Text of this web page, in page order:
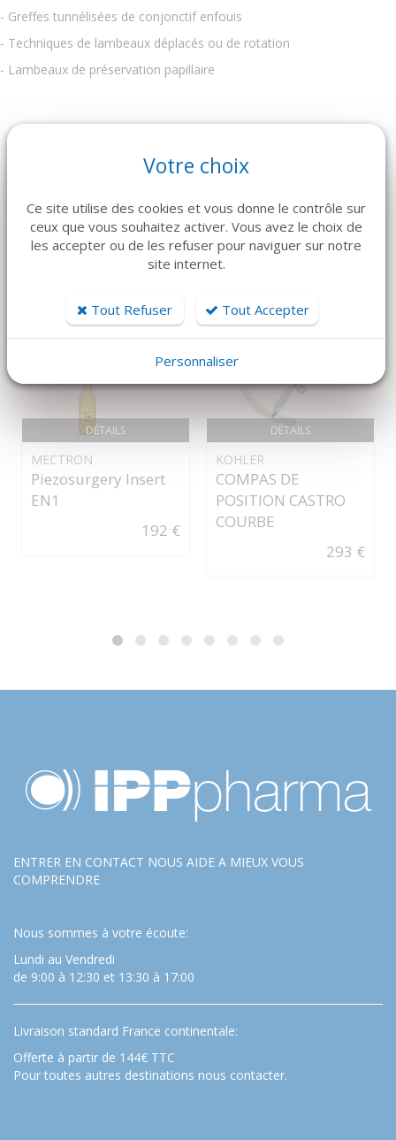
- Greffes tunnélisées de conjonctif enfouis
- Techniques de lambeaux déplacés ou de rotation
- Lambeaux de préservation papillaire
Dans la même famille de produits, découvrez également ces
produits plébiscités par nos clients
DÉTAILS
MECTRON
Piezosurgery Insert
EN1
192 €
DÉTAILS
KOHLER
COMPAS DE
POSITION CASTRO
COURBE
293 €
ENTRER EN CONTACT NOUS AIDE A MIEUX VOUS
COMPRENDRE
Nous sommes à votre écoute:
Lundi au Vendredi
de 9:00 à 12:30 et 13:30 à 17:00
Livraison standard France continentale:
Offerte à partir de 144€ TTC
Pour toutes autres destinations nous contacter.
…
Votre choix
Ce site utilise des cookies et vous donne le contrôle sur
ceux que vous souhaitez activer. Vous avez le choix de
les accepter ou de les refuser pour naviguer sur notre
site internet.
Tout Refuser Tout Accepter
Personnaliser